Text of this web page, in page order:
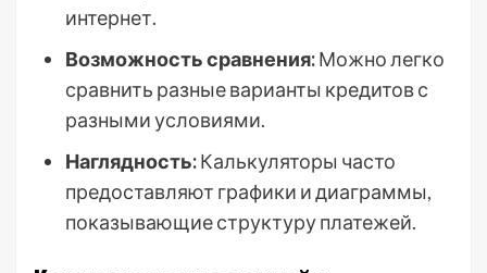
интернет.
Возможность сравнения:Можно легко
сравнить разные варианты кредитов с
разными условиями.
Наглядность:Калькуляторы часто
предоставляют графики и диаграммы,
показывающие структуру платежей.